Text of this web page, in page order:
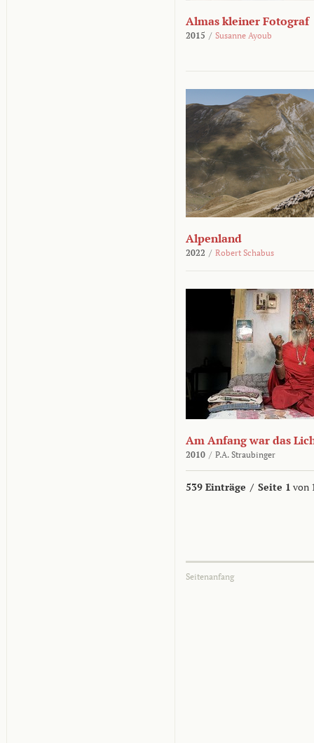
Almas kleiner Fotograf
2015 / Susanne Ayoub
Alpenland
2022 / Robert Schabus
Am Anfang war das
2010 / P.A. Straubinger
539 Einträge / Seite 1 von
Seitenanfang